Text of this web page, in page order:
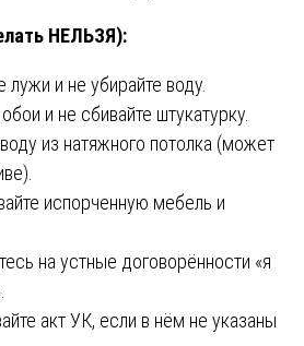
НЕЛЬЗЯ):
лужи и не убирайте воду.
и не сбивайте штукатурку.
из натяжного потолка (может
испорченную мебель и
на устные договорённости «я
акт УК, если в нём не указаны